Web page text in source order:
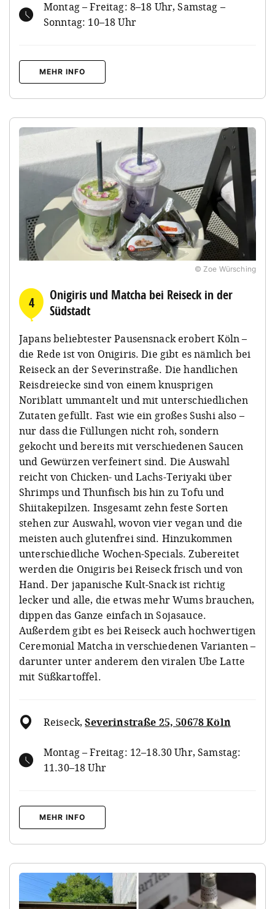
Montag – Freitag: 8–18 Uhr, Samstag –
Sonntag: 10–18 Uhr
MEHR INFO
© Zoe Würsching
4
Onigiris und Matcha bei Reiseck in der
Südstadt
Japans beliebtester Pausensnack erobert Köln –
die Rede ist von Onigiris. Die gibt es nämlich bei
Reiseck an der Severinstraße. Die handlichen
Reisdreiecke sind von einem knusprigen
Noriblatt ummantelt und mit unterschiedlichen
Zutaten gefüllt. Fast wie ein großes Sushi also –
nur dass die Füllungen nicht roh, sondern
gekocht und bereits mit verschiedenen Saucen
und Gewürzen verfeinert sind. Die Auswahl
reicht von Chicken- und Lachs-Teriyaki über
Shrimps und Thunfisch bis hin zu Tofu und
Shiitakepilzen. Insgesamt zehn feste Sorten
stehen zur Auswahl, wovon vier vegan und die
meisten auch glutenfrei sind. Hinzukommen
unterschiedliche Wochen-Specials. Zubereitet
werden die Onigiris bei Reiseck frisch und von
Hand. Der japanische Kult-Snack ist richtig
lecker und alle, die etwas mehr Wums brauchen,
dippen das Ganze einfach in Sojasauce.
Außerdem gibt es bei Reiseck auch hochwertigen
Ceremonial Matcha in verschiedenen Varianten –
darunter unter anderem den viralen Ube Latte
mit Süßkartoffel.
Reiseck,Severinstraße 25, 50678 Köln
Montag – Freitag: 12–18.30 Uhr, Samstag:
11.30–18 Uhr
MEHR INFO